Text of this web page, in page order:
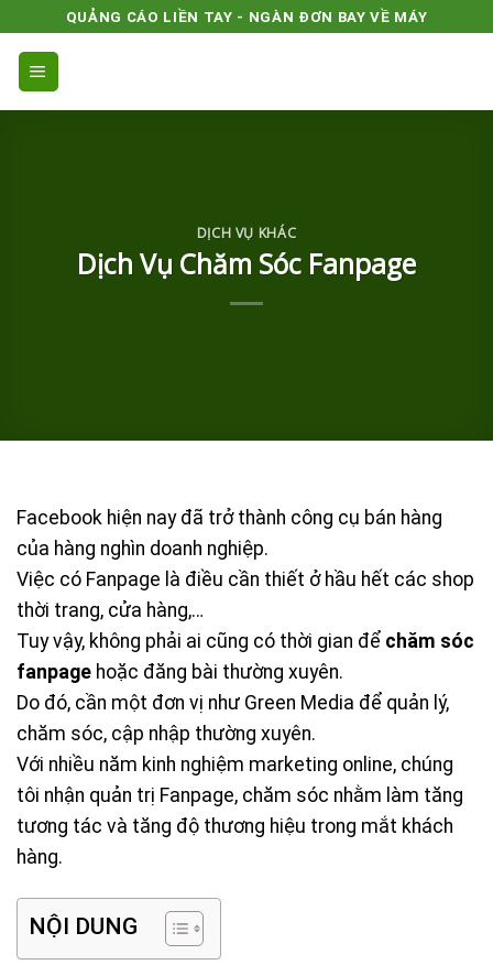
content
QUẢNG CÁO LIỀN TAY - NGÀN ĐƠN BAY VỀ MÁY
DỊCH VỤ KHÁC
Dịch Vụ Chăm Sóc Fanpage
Facebook hiện nay đã trở thành công cụ bán hàng
của hàng nghìn doanh nghiệp.
Việc có Fanpage là điều cần thiết ở hầu hết các shop
thời trang, cửa hàng,…
Tuy vậy, không phải ai cũng có thời gian để chăm sóc
fanpage hoặc đăng bài thường xuyên.
Do đó, cần một đơn vị như Green Media để quản lý,
chăm sóc, cập nhập thường xuyên.
Với nhiều năm kinh nghiệm marketing online, chúng
tôi nhận quản trị Fanpage, chăm sóc nhằm làm tăng
tương tác và tăng độ thương hiệu trong mắt khách
hàng.
NỘI DUNG